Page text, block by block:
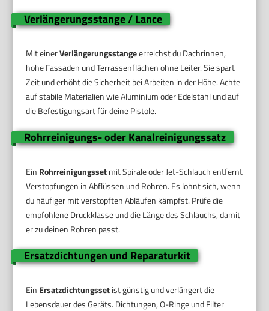
Verlängerungsstange / Lance
Mit einerVerlängerungsstangeerreichst du Dachrinnen,
hohe Fassaden und Terrassenflächen ohne Leiter. Sie spart
Zeit und erhöht die Sicherheit bei Arbeiten in der Höhe. Achte
auf stabile Materialien wie Aluminium oder Edelstahl und auf
die Befestigungsart für deine Pistole.
Rohrreinigungs- oder Kanalreinigungssatz
Ein Rohrreinigungssetmit Spirale oder Jet-Schlauch entfernt
Verstopfungen in Abflüssen und Rohren. Es lohnt sich, wenn
du häufiger mit verstopften Abläufen kämpfst. Prüfe die
empfohlene Druckklasse und die Länge des Schlauchs, damit
er zu deinen Rohren passt.
Ersatzdichtungen und Reparaturkit
Ein Ersatzdichtungssetist günstig und verlängert die
Lebensdauer des Geräts. Dichtungen, O-Ringe und Filter